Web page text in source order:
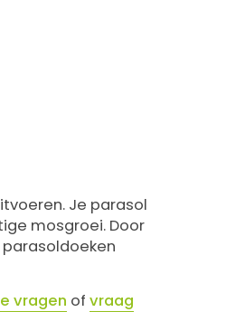
Je parasol
mosgroei. Door
vragen of vraag